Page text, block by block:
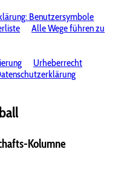
Benutzersymbole
Alle Wege führen zu
Urheberrecht
Kolumne